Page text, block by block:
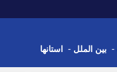
- بین الملل - استانها